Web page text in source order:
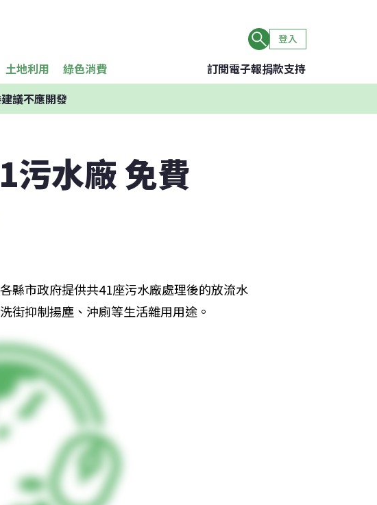
登入
土地利用 綠色消費 訂閱電子報捐款支持
議不應開發
污水廠 免費
縣市政府提供共41座污水廠處理後的放流水
街抑制揚塵、沖廁等生活雜用用途。